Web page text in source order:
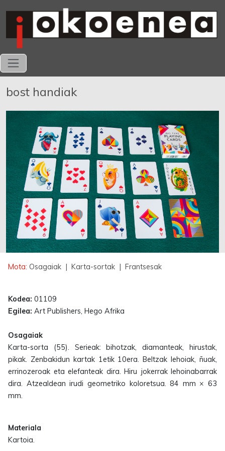
bost handiak
Mota: Osagaiak | Karta-sortak | Frantsesak
Kodea: 01109
Egilea: Art Publishers, Hego Afrika
Osagaiak
Karta-sorta (55). Serieak: bihotzak, diamanteak, hirustak,
pikak. Zenbakidun kartak 1etik 10era. Beltzak lehoiak, ñuak,
errinozeroak eta elefanteak dira. Hiru jokerrak lehoinabarrak
dira. Atzealdean irudi geometriko koloretsua. 84 mm × 63
mm.
Materiala
Kartoia.